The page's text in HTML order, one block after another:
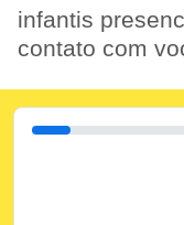
infantis
contato com